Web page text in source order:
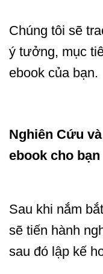
Chúng tôi sẽ
ý tưởng, mục
ebook của bạn.
Nghiên Cứu
ebook cho bạn
Sau khi nắm
sẽ tiến hành
sau đó lập kế